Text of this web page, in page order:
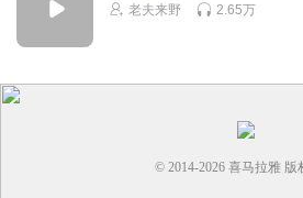
老夫来野 2.65万
© 2014-2026 喜马拉雅 版